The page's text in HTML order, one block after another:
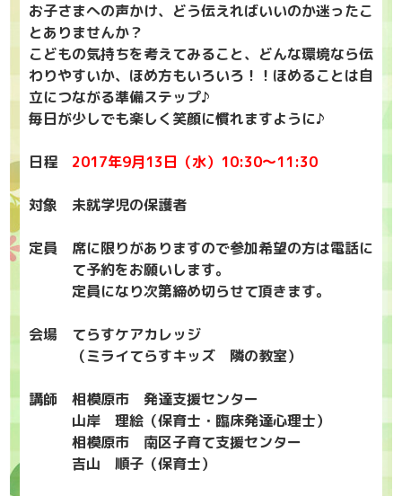
お子さまへの声かけ、どう伝えればいいのか迷ったこ
とありませんか？
こどもの気持ちを考えてみること、どんな環境なら伝
わりやすいか、ほめ方もいろいろ！！ほめることは自
立につながる準備ステップ♪
毎日が少しでも楽しく笑顔に慣れますように♪
日程 2017年9月13日（水）10:30～11:30
対象 未就学児の保護者
定員 席に限りがありますので参加希望の方は電話に
て予約をお願いします。
定員になり次第締め切らせて頂きます。
会場 てらすケアカレッジ
（ミライてらすキッズ 隣の教室）
講師 相模原市 発達支援センター
山岸 理絵（保育士・臨床発達心理士）
相模原市 南区子育て支援センター
吉山 順子（保育士）